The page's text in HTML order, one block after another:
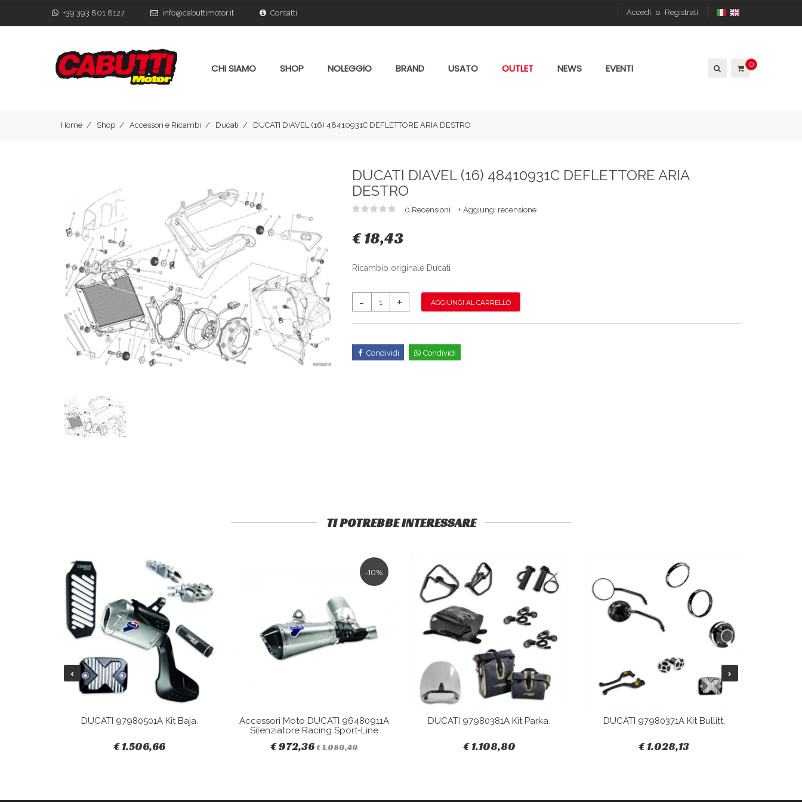
+39 393 801 8127 info@cabuttimotor.it Contatti Accedi o Registrati
0
CHI SIAMO SHOP NOLEGGIO BRAND USATO OUTLET NEWS EVENTI
Home Shop Accessori e Ricambi Ducati DUCATI DIAVEL (16) 48410931C DEFLETTORE ARIA DESTRO
DUCATI DIAVEL (16) 48410931C DEFLETTORE ARIA
DESTRO
0 Recensioni + Aggiungi recensione
€ 18,43
Ricambio originale Ducati
AGGIUNGI AL CARRELLO
Condividi Condividi
TI POTREBBE INTERESSARE
DUCATI 97980501A Kit Baja.
€ 1.506,66
-10%
Accessori Moto DUCATI 96480911A
Silenziatore Racing Sport-Line
€ 972,36€ 1.080,40
DUCATI 97980381A Kit Parka.
€ 1.108,80
DUCATI 97980371A Kit Bullitt.
€ 1.028,13